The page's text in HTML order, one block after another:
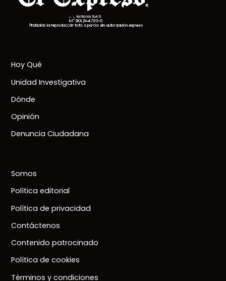
Hoy Qué
Unidad Investigativa
Dónde
Opinión
Denuncia Ciudadana
Somos
Política editorial
Política de privacidad
Contáctenos
Contenido patrocinado
Política de cookies
Términos y condiciones